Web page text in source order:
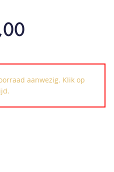
aanwezig. Klik op